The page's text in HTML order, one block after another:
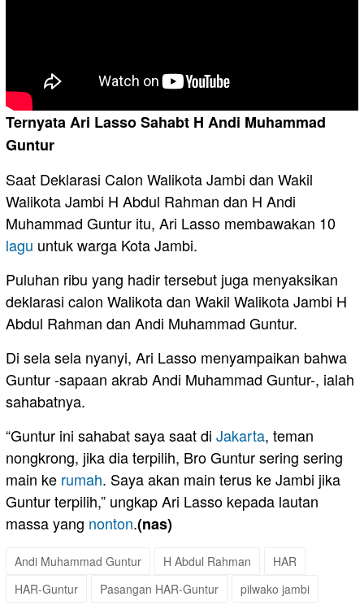
Ternyata Ari Lasso Sahabt H Andi Muhammad
Guntur
Saat Deklarasi Calon Walikota Jambi dan Wakil
Walikota Jambi H Abdul Rahman dan H Andi
Muhammad Guntur itu, Ari Lasso membawakan 10
lagu untuk warga Kota Jambi.
Puluhan ribu yang hadir tersebut juga menyaksikan
deklarasi calon Walikota dan Wakil Walikota Jambi H
Abdul Rahman dan Andi Muhammad Guntur.
Di sela sela nyanyi, Ari Lasso menyampaikan bahwa
Guntur -sapaan akrab Andi Muhammad Guntur-, ialah
sahabatnya.
“Guntur ini sahabat saya saat di Jakarta, teman
nongkrong, jika dia terpilih, Bro Guntur sering sering
main ke rumah. Saya akan main terus ke Jambi jika
Guntur terpilih,” ungkap Ari Lasso kepada lautan
massa yang nonton.(nas)
Andi Muhammad Guntur H Abdul Rahman
HAR
HAR-Guntur
Pasangan HAR-Guntur pilwako jambi